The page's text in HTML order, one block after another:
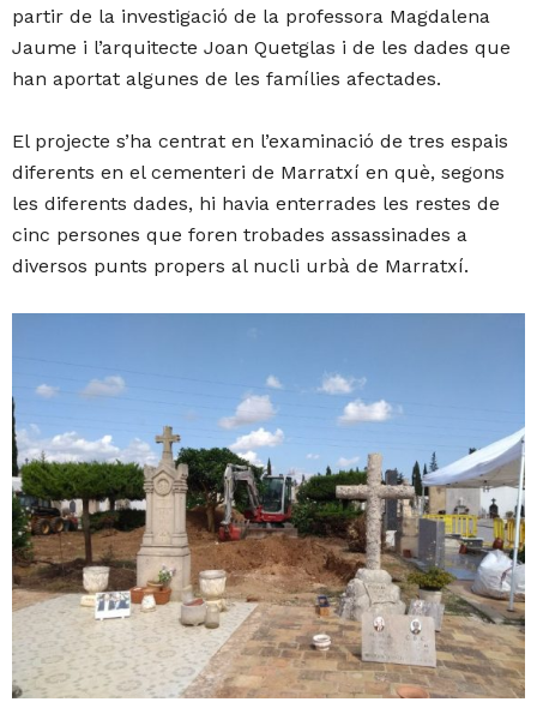
partir de la investigació de la professora Magdalena
Jaume i l’arquitecte Joan Quetglas i de les dades que
han aportat algunes de les famílies afectades.
El projecte s’ha centrat en l’examinació de tres espais
diferents en el cementeri de Marratxí en què, segons
les diferents dades, hi havia enterrades les restes de
cinc persones que foren trobades assassinades a
diversos punts propers al nucli urbà de Marratxí.